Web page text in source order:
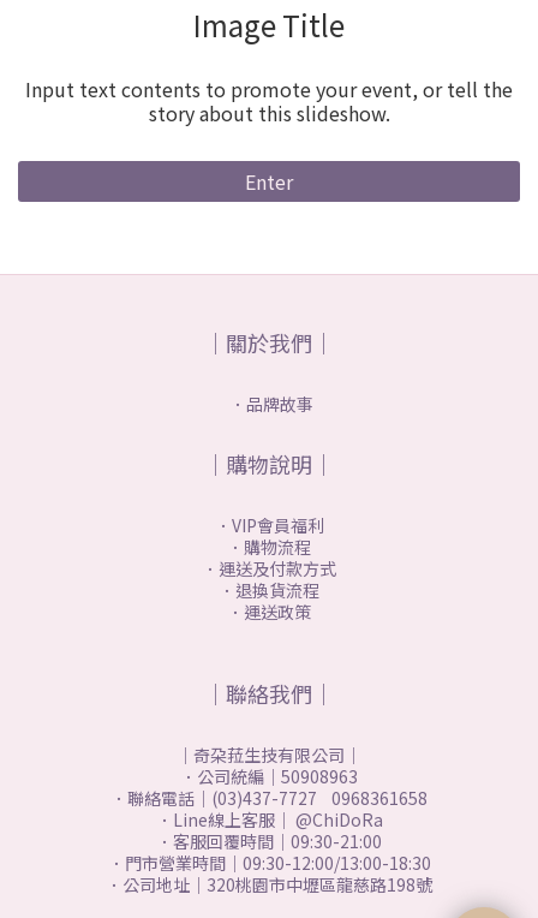
Image Title
Input text contents to promote your event, or tell the
story about this slideshow.
Enter
｜關於我們｜
．品牌故事
｜購物說明｜
．VIP會員福利
．購物流程
．運送及付款方式
．退換貨流程
．運送政策
｜聯絡我們｜
｜奇朶菈生技有限公司｜
．公司統編｜50908963
．聯絡電話｜(03)437-7727 0968361658
．Line線上客服｜ @ChiDoRa
．客服回覆時間｜09:30-21:00
．門市營業時間｜09:30-12:00/13:00-18:30
．公司地址｜320桃園市中壢區龍慈路198號